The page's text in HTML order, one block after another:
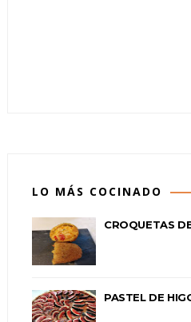
LO MÁS COCINADO
CROQUETAS
PASTEL DE